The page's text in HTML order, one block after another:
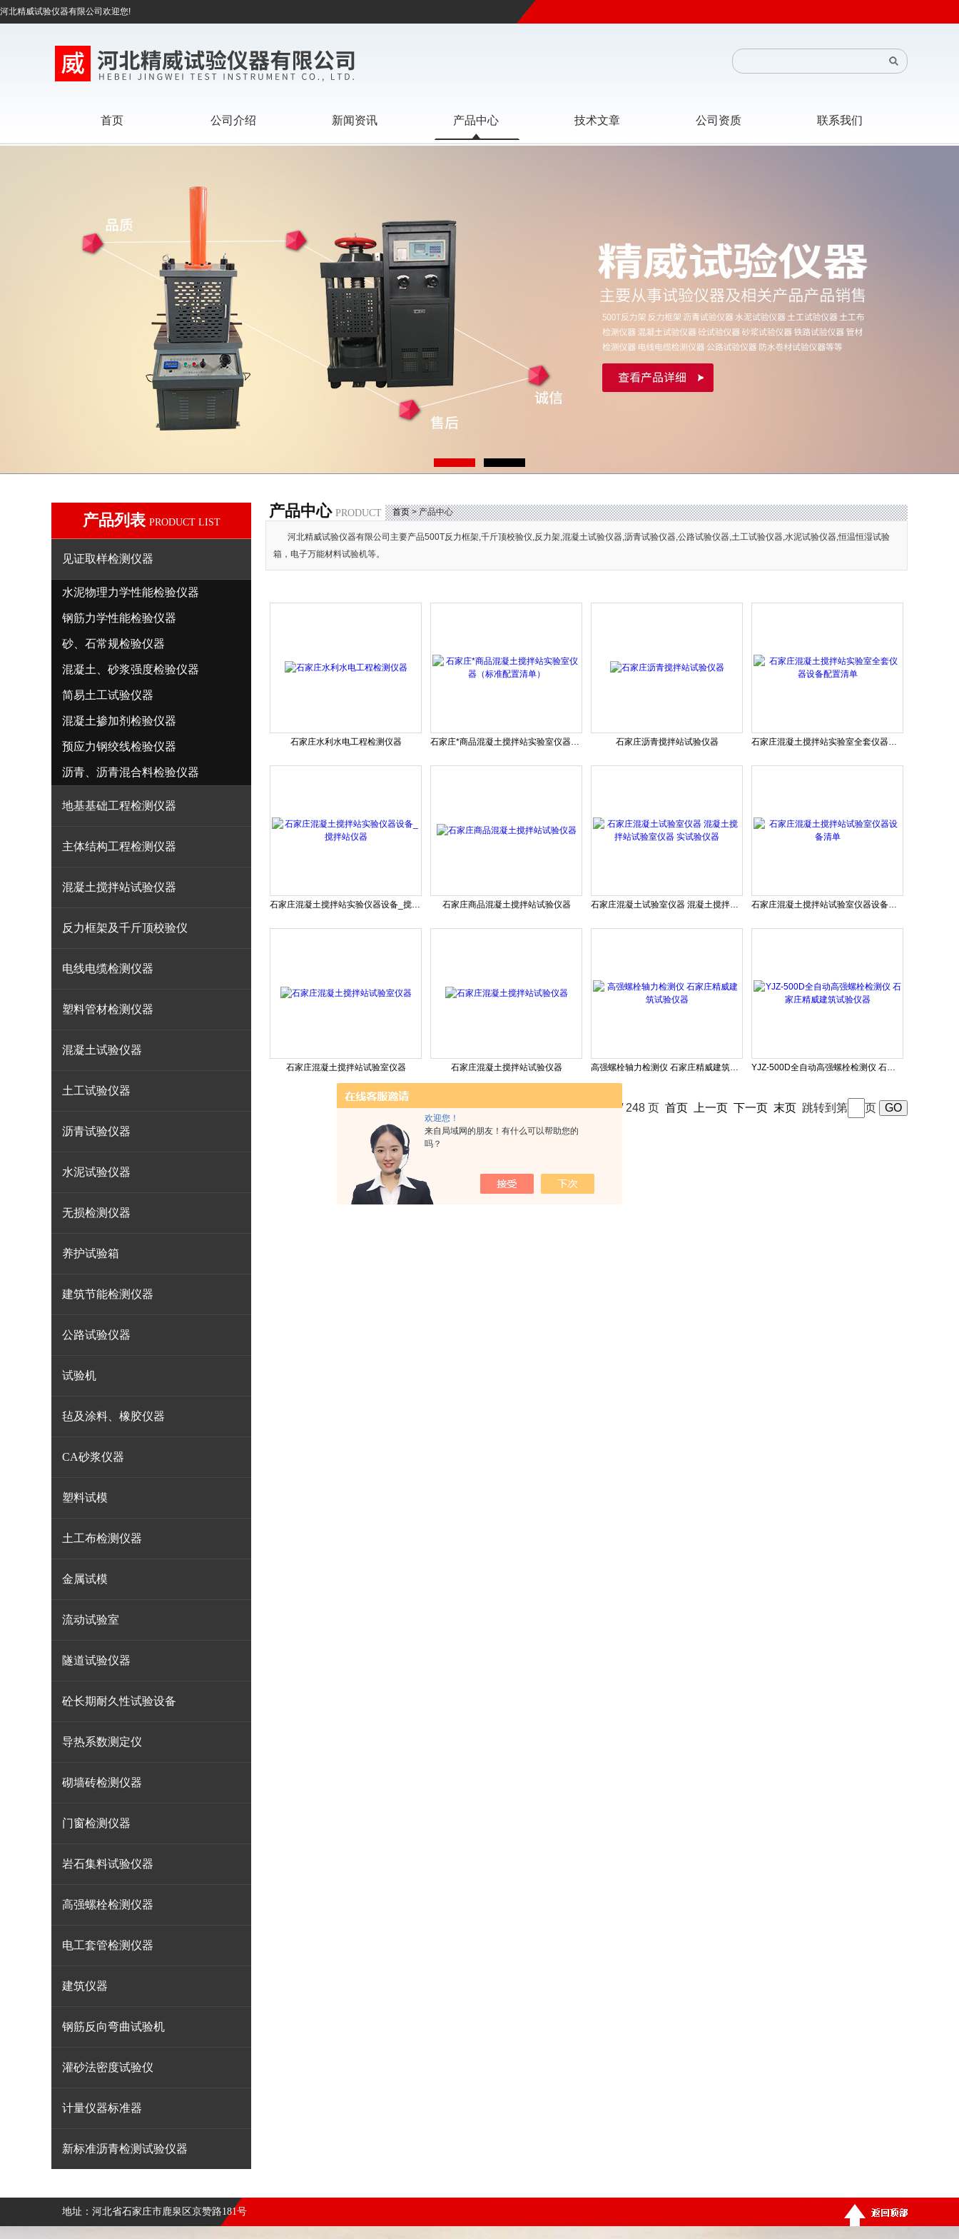
欢迎您！
来自局域网的朋友！有什么可以帮助您的
吗？
河北精威试验仪器有限公司欢迎您!
首页 公司介绍 新闻资讯 产品中心 技术文章 公司资质 联系我们
产品列表 PRODUCT LIST
见证取样检测仪器
水泥物理力学性能检验仪器
钢筋力学性能检验仪器
砂、石常规检验仪器
混凝土、砂浆强度检验仪器
简易土工试验仪器
混凝土掺加剂检验仪器
预应力钢绞线检验仪器
沥青、沥青混合料检验仪器
地基基础工程检测仪器
主体结构工程检测仪器
混凝土搅拌站试验仪器
反力框架及千斤顶校验仪
电线电缆检测仪器
塑料管材检测仪器
混凝土试验仪器
土工试验仪器
沥青试验仪器
水泥试验仪器
无损检测仪器
养护试验箱
建筑节能检测仪器
公路试验仪器
试验机
毡及涂料、橡胶仪器
CA砂浆仪器
塑料试模
土工布检测仪器
金属试模
流动试验室
隧道试验仪器
砼长期耐久性试验设备
导热系数测定仪
砌墙砖检测仪器
门窗检测仪器
岩石集料试验仪器
高强螺栓检测仪器
电工套管检测仪器
建筑仪器
钢筋反向弯曲试验机
灌砂法密度试验仪
计量仪器标准器
新标准沥青检测试验仪器
产品中心 PRODUCT 首页> 产品中心
河北精威试验仪器有限公司主要产品500T反力框架,千斤顶校验仪,反力架,混凝土试验仪器,沥青试验仪器,公路试验仪器,土工试验仪器,水泥试验仪器,恒温恒湿试验
箱，电子万能材料试验机等。
石家庄水利水电工程检测仪器 石家庄*商品混凝土搅拌站实验室仪器（标准配置清单） 石家庄沥青搅拌站试验仪器 石家庄混凝土搅拌站实验室全套仪器设备配置清单
石家庄混凝土搅拌站实验仪器设备_搅拌站仪器 石家庄商品混凝土搅拌站试验仪器 石家庄混凝土试验室仪器 混凝土搅拌站试验室仪器 实试验仪器 石家庄混凝土搅拌站试验室仪器设备清单
石家庄混凝土搅拌站试验室仪器 石家庄混凝土搅拌站试验仪器 高强螺栓轴力检测仪 石家庄精威建筑试验仪器 YJZ-500D全自动高强螺栓检测仪 石家庄精威建筑试验仪器
共 2968 条记录，当前 72 / 248 页 首页 上一页 下一页 末页 跳转到第 页
地址：河北省石家庄市鹿泉区京赞路181号